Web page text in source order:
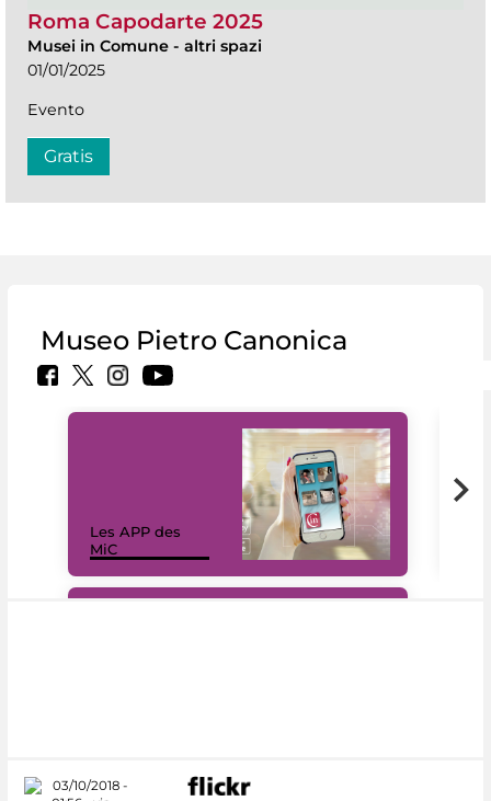
Roma Capodarte 2025
Musei in Comune - altri spazi
01/01/2025
Evento
Gratis
Museo Pietro Canonica
Les APP des
MiC